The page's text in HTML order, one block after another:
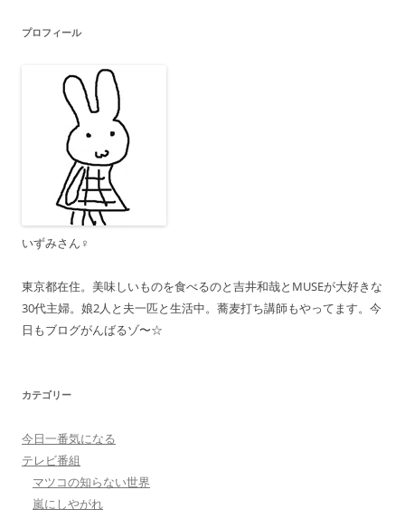
プロフィール
いずみさん♀
東京都在住。美味しいものを食べるのと吉井和哉とMUSEが大好きな
30代主婦。娘2人と夫一匹と生活中。蕎麦打ち講師もやってます。今
日もブログがんばるゾ〜☆
カテゴリー
今日一番気になる
テレビ番組
マツコの知らない世界
嵐にしやがれ